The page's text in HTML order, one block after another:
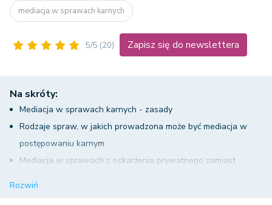
mediacja w sprawach karnych
5/5 (20) Zapisz się do newslettera
Na skróty:
Mediacja w sprawach karnych - zasady
Rodzaje spraw, w jakich prowadzona może być mediacja w
postępowaniu karnym
Mediacja w sprawach z oskarżenia prywatnego zamiast
Rozwiń